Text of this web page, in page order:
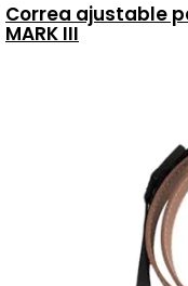
Correa ajustable
MARK III